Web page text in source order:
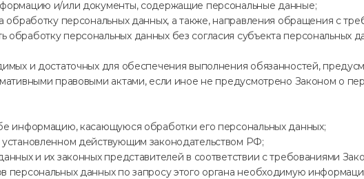
и/или документы, содержащие персональные данные;
обработку персональных данных, а также, направления обращения с
персональных данных без согласия субъекта персональных
и достаточных для обеспечения выполнения обязанностей,
правовыми актами, если иное не предусмотрено Законом о
информацию, касающуюся обработки его персональных данных;
действующим законодательством РФ;
и их законных представителей в соответствии с требованиями
данных по запросу этого органа необходимую